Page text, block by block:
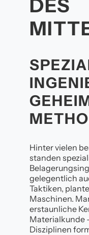
DES
Hinter vielen
standen
gelegentlich
Taktiken,
Maschinen.
erstaunliche
Materialkunde
Disziplinen